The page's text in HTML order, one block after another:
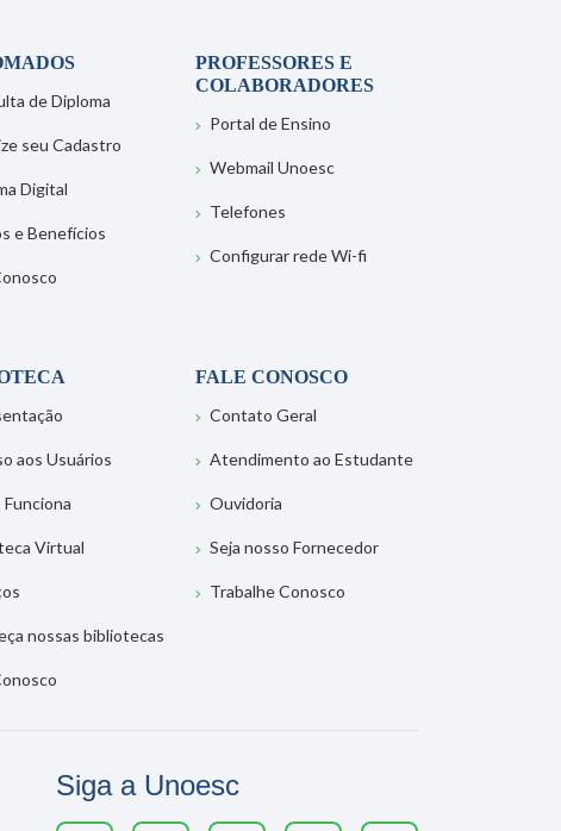
de Diploma
seu Cadastro
Digital
e Benefícios
PROFESSORES E
COLABORADORES
Portal de Ensino
Webmail Unoesc
Telefones
Configurar rede Wi-fi
aos Usuários
Funciona
Virtual
nossas bibliotecas
FALE CONOSCO
Contato Geral
Atendimento ao Estudante
Ouvidoria
Seja nosso Fornecedor
Trabalhe Conosco
Siga a Unoesc